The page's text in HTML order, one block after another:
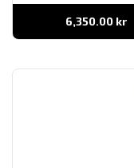
6,350.00 kr